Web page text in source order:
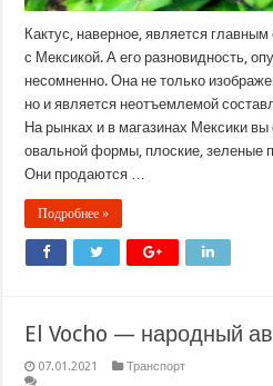
Кактус, наверное, является
с Мексикой. А его разновидность,
несомненно. Она не только
но и является неотъемлемой
На рынках и в магазинах Мексики вы
овальной формы, плоские, зеленые
Они продаются …
Подробнее »
El Vocho — народный
07.01.2021
Транспорт